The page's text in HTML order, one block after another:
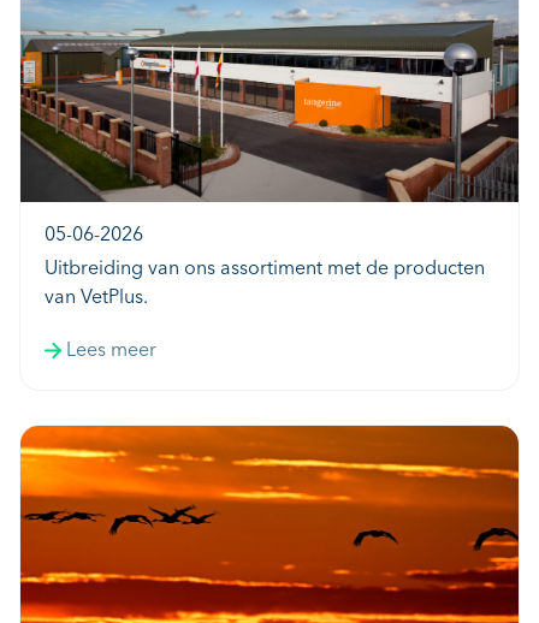
05-06-2026
Uitbreiding van ons assortiment met de producten
van VetPlus.
Lees meer